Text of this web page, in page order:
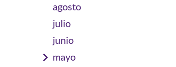
agosto
julio
junio
mayo